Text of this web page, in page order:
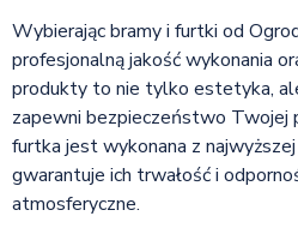
Wybierając bramy i furtki od
profesjonalną jakość wykonania
produkty to nie tylko estetyka,
zapewni bezpieczeństwo Twojej
furtka jest wykonana z
gwarantuje ich trwałość i
atmosferyczne.